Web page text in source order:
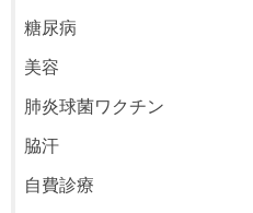
糖尿病
美容
肺炎球菌ワクチン
脇汗
自費診療